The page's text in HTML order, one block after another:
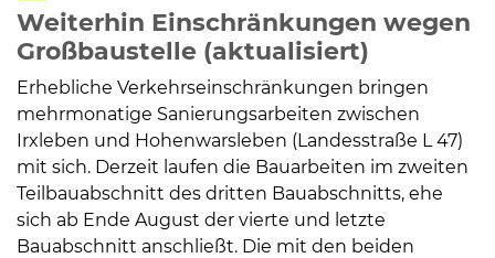
Weiterhin Einschränkungen wegen
Großbaustelle (aktualisiert)
Erhebliche Verkehrseinschränkungen bringen
mehrmonatige Sanierungsarbeiten zwischen
Irxleben und Hohenwarsleben (Landesstraße L 47)
mit sich. Derzeit laufen die Bauarbeiten im zweiten
Teilbauabschnitt des dritten Bauabschnitts, ehe
sich ab Ende August der vierte und letzte
Bauabschnitt anschließt. Die mit den beiden